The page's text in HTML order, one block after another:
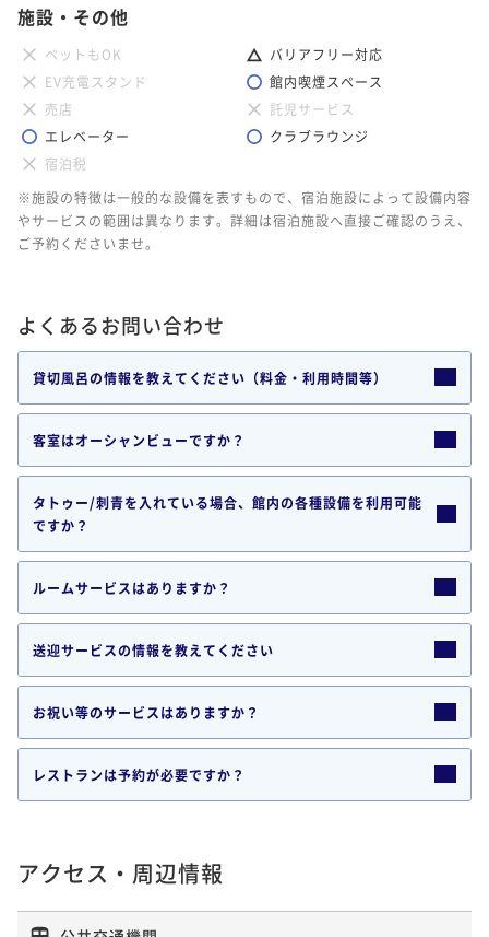
施設・その他
ペットもOK
バリアフリー対応
EV充電スタンド
館内喫煙スペース
売店
託児サービス
エレベーター
クラブラウンジ
宿泊税
※施設の特徴は一般的な設備を表すもので、宿泊施設によって設備内容
やサービスの範囲は異なります。詳細は宿泊施設へ直接ご確認のうえ、
ご予約くださいませ。
よくあるお問い合わせ
貸切風呂の情報を教えてください（料金・利用時間等）
客室はオーシャンビューですか？
タトゥー/刺青を入れている場合、館内の各種設備を利用可能
ですか？
ルームサービスはありますか？
送迎サービスの情報を教えてください
お祝い等のサービスはありますか？
レストランは予約が必要ですか？
アクセス・周辺情報